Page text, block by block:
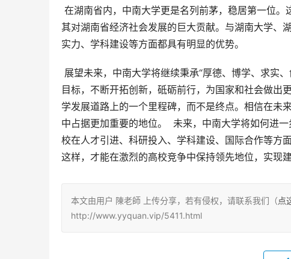
其对湖南省经济社会发展的巨大贡献。与湖南大学、
实力、学科建设等方面都具有明显的优势。
目标，不断开拓创新，砥砺前行，为国家和社会做
学发展道路上的一个里程碑，而不是终点。相信在未
中占据更加重要的地位。  未来，中南大学将如何进
校在人才引进、科研投入、学科建设、国际合作等方
这样，才能在激烈的高校竞争中保持领先地位，实现
本文由用户 陳老師 上传分享，若有侵权，请联系我们（点
http://www.yyquan.vip/5411.html